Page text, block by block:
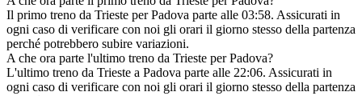
Il primo treno da Trieste per Padova parte alle 03:58. Assicurati in
ogni caso di verificare con noi gli orari il giorno stesso della partenza
perché potrebbero subire variazioni.
A che ora parte l'ultimo treno da Trieste per Padova?
L'ultimo treno da Trieste a Padova parte alle 22:06. Assicurati in
ogni caso di verificare con noi gli orari il giorno stesso della partenza